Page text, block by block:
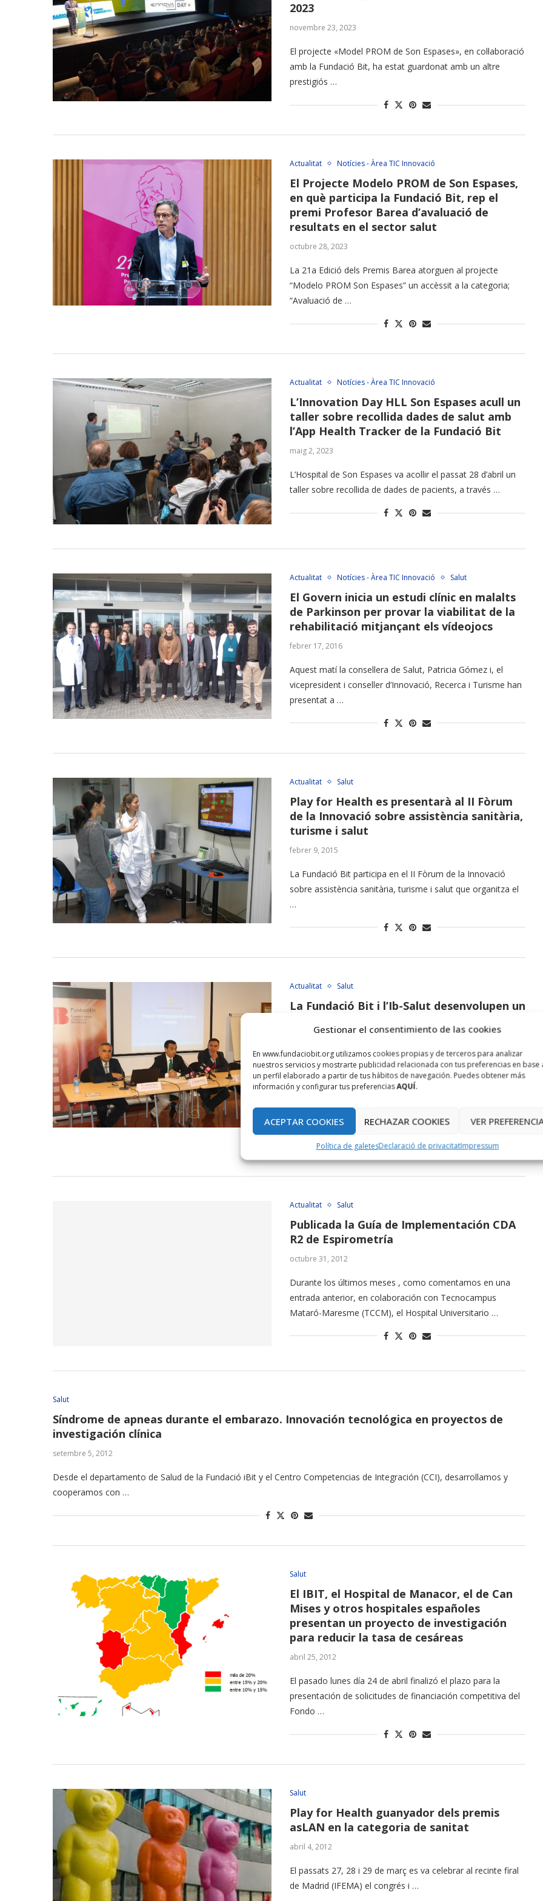
Gestionar el consentimiento de las cookies
En www.fundaciobit.org utilizamos cookies propias y de terceros para analizar
nuestros servicios y mostrarte publicidad relacionada con tus preferencias en base
un perfil elaborado a partir de tus hábitos de navegación. Puedes obtener más
información y configurar tus preferenciasAQUÍ.
ACEPTAR COOKIES RECHAZAR COOKIES VER
Política de galetesDeclaració de privacitatImpressum
2023
novembre 23, 2023
El projecte «Model PROM de Son Espases», en col·laboració
amb la Fundació Bit, ha estat guardonat amb un altre
prestigiós …
Actualitat Notícies - Àrea TIC Innovació
El Projecte Modelo PROM de Son Espases,
en què participa la Fundació Bit, rep el
premi Profesor Barea d’avaluació de
resultats en el sector salut
octubre 28, 2023
La 21a Edició dels Premis Barea atorguen al projecte
“Modelo PROM Son Espases” un accèssit a la categoria;
“Avaluació de …
Actualitat Notícies - Àrea TIC Innovació
L’Innovation Day HLL Son Espases acull un
taller sobre recollida dades de salut amb
l’App Health Tracker de la Fundació Bit
maig 2, 2023
L’Hospital de Son Espases va acollir el passat 28 d’abril un
taller sobre recollida de dades de pacients, a través …
Actualitat Notícies - Àrea TIC Innovació Salut
El Govern inicia un estudi clínic en malalts
de Parkinson per provar la viabilitat de la
rehabilitació mitjançant els vídeojocs
febrer 17, 2016
Aquest matí la consellera de Salut, Patricia Gómez i, el
vicepresident i conseller d’Innovació, Recerca i Turisme han
presentat a …
Actualitat Salut
Play for Health es presentarà al II Fòrum
de la Innovació sobre assistència sanitària,
turisme i salut
febrer 9, 2015
La Fundació Bit participa en el II Fòrum de la Innovació
sobre assistència sanitària, turisme i salut que organitza el
…
Actualitat Salut
La Fundació Bit i l’Ib-Salut desenvolupen un
nombre de cessàrees innecessàries i els
seus riscos
octubre 9, 2014
Els hospitals de Manacor i Can Misses, pioners en una
experiència que es podrà estendre a centres públics i privats
…
Actualitat Salut
Publicada la Guía de Implementación CDA
R2 de Espirometría
octubre 31, 2012
Durante los últimos meses , como comentamos en una
entrada anterior, en colaboración con Tecnocampus
Mataró-Maresme (TCCM), el Hospital Universitario …
Salut
Síndrome de apneas durante el embarazo. Innovación tecnológica en proyectos de
investigación clínica
setembre 5, 2012
Desde el departamento de Salud de la Fundació iBit y el Centro Competencias de Integración (CCI), desarrollamos y
cooperamos con …
Salut
El IBIT, el Hospital de Manacor, el de Can
Mises y otros hospitales españoles
presentan un proyecto de investigación
para reducir la tasa de cesáreas
abril 25, 2012
El pasado lunes día 24 de abril finalizó el plazo para la
presentación de solicitudes de financiación competitiva del
Fondo …
Salut
Play for Health guanyador dels premis
asLAN en la categoria de sanitat
abril 4, 2012
El passats 27, 28 i 29 de març es va celebrar al recinte firal
de Madrid (IFEMA) el congrés i …